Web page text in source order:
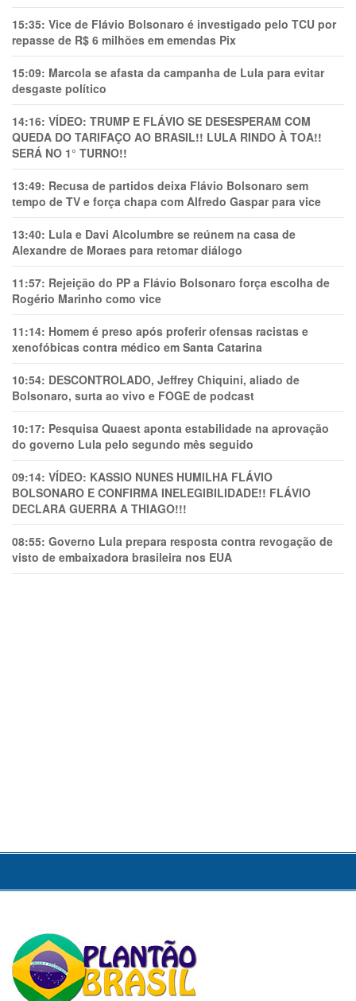
15:35: Vice de Flávio Bolsonaro é investigado pelo TCU por
repasse de R$ 6 milhões em emendas Pix
15:09: Marcola se afasta da campanha de Lula para evitar
desgaste político
14:16: VÍDEO: TRUMP E FLÁVIO SE DESESPERAM COM
QUEDA DO TARIFAÇO AO BRASIL!! LULA RINDO À TOA!!
SERÁ NO 1° TURNO!!
13:49: Recusa de partidos deixa Flávio Bolsonaro sem
tempo de TV e força chapa com Alfredo Gaspar para vice
13:40: Lula e Davi Alcolumbre se reúnem na casa de
Alexandre de Moraes para retomar diálogo
11:57: Rejeição do PP a Flávio Bolsonaro força escolha de
Rogério Marinho como vice
11:14: Homem é preso após proferir ofensas racistas e
xenofóbicas contra médico em Santa Catarina
10:54: DESCONTROLADO, Jeffrey Chiquini, aliado de
Bolsonaro, surta ao vivo e FOGE de podcast
10:17: Pesquisa Quaest aponta estabilidade na aprovação
do governo Lula pelo segundo mês seguido
09:14: VÍDEO: KASSIO NUNES HUMlLHA FLÁVIO
BOLSONARO E CONFIRMA INELEGIBILIDADE!! FLÁVIO
DECLARA GUERRA A THIAGO!!!
08:55: Governo Lula prepara resposta contra revogação de
visto de embaixadora brasileira nos EUA